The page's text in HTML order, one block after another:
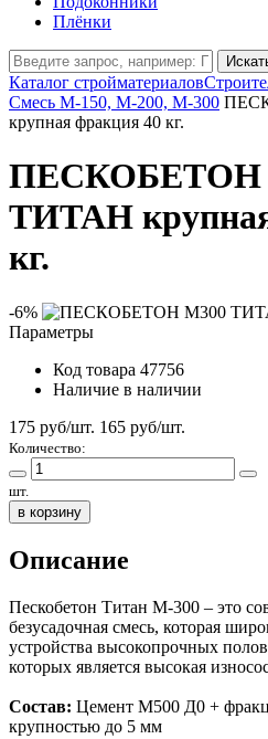
Плёнки
Каталог стройматериалов
Смесь М-150, М-200, М-300
крупная фракция 40 кг.
ПЕСКОБЕТОН
ТИТАН
кг.
-6%
Параметры
Код товара 47756
Наличие в наличии
175 руб/шт. 165 руб/шт.
Количество:
шт.
в корзину
Описание
Пескобетон Титан М-300 – это
безусадочная смесь, которая
устройства высокопрочных
которых является высокая
Состав: Цемент М500 Д0 +
крупностью до 5 мм